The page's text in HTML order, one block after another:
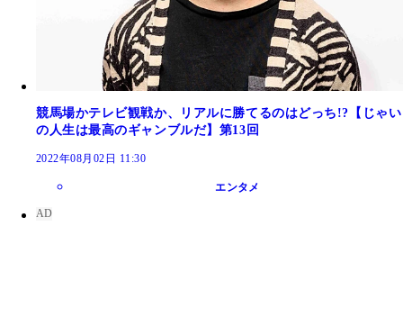
競馬場かテレビ観戦か、リアルに勝てるのはどっち!?【じゃい
の人生は最高のギャンブルだ】第13回
2022年08月02日 11:30
エンタメ